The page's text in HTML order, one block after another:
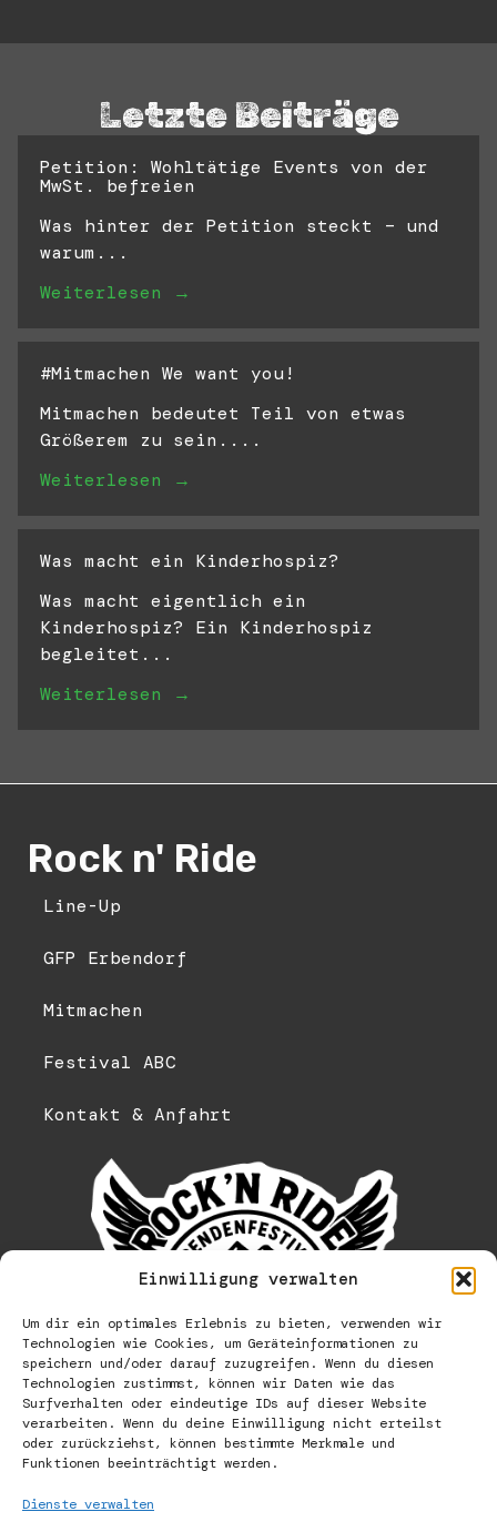
Einwilligung verwalten
Um dir ein optimales Erlebnis zu bieten, verwenden wir
Technologien wie Cookies, um Geräteinformationen zu
speichern und/oder darauf zuzugreifen. Wenn du diesen
Technologien zustimmst, können wir Daten wie das
Surfverhalten oder eindeutige IDs auf dieser Website
verarbeiten. Wenn du deine Einwilligung nicht erteilst
oder zurückziehst, können bestimmte Merkmale und
Funktionen beeinträchtigt werden.
Dienste verwalten
Letzte Beiträge
Petition: Wohltätige Events von der
MwSt. befreien
Was hinter der Petition steckt – und
warum...
Weiterlesen →
#Mitmachen We want you!
Mitmachen bedeutet Teil von etwas
Größerem zu sein....
Weiterlesen →
Was macht ein Kinderhospiz?
Was macht eigentlich ein
Kinderhospiz? Ein Kinderhospiz
begleitet...
Weiterlesen →
Rock n' Ride
Line-Up
GFP Erbendorf
Mitmachen
Festival ABC
Kontakt & Anfahrt